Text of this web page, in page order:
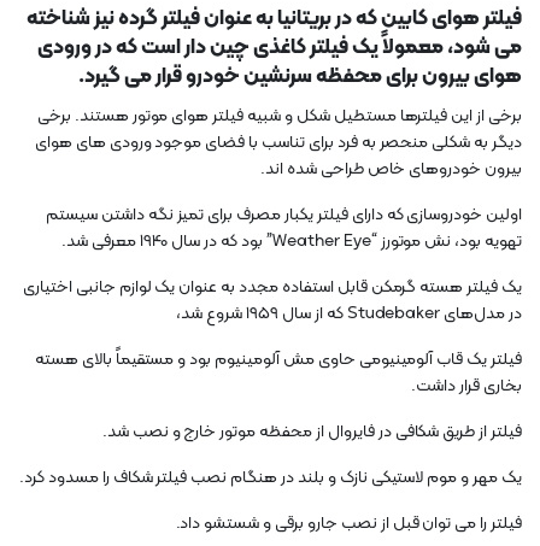
فیلتر هوای کابین که در بریتانیا به عنوان فیلتر گرده نیز شناخته
می شود، معمولاً یک فیلتر کاغذی چین دار است که در ورودی
هوای بیرون برای محفظه سرنشین خودرو قرار می گیرد.
برخی از این فیلترها مستطیل شکل و شبیه فیلتر هوای موتور هستند. برخی
دیگر به شکلی منحصر به فرد برای تناسب با فضای موجود ورودی های هوای
بیرون خودروهای خاص طراحی شده اند.
اولین خودروسازی که دارای فیلتر یکبار مصرف برای تمیز نگه داشتن سیستم
تهویه بود، نش موتورز “Weather Eye” بود که در سال 1940 معرفی شد.
یک فیلتر هسته گرمکن قابل استفاده مجدد به عنوان یک لوازم جانبی اختیاری
در مدل‌های Studebaker که از سال ۱۹۵۹ شروع شد،
فیلتر یک قاب آلومینیومی حاوی مش آلومینیوم بود و مستقیماً بالای هسته
بخاری قرار داشت.
فیلتر از طریق شکافی در فایروال از محفظه موتور خارج و نصب شد.
یک مهر و موم لاستیکی نازک و بلند در هنگام نصب فیلتر شکاف را مسدود کرد.
فیلتر را می توان قبل از نصب جارو برقی و شستشو داد.